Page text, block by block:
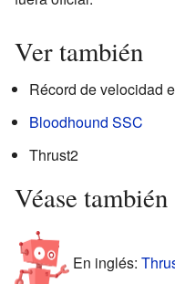
Ver también
Récord de velocidad
Bloodhound SSC
Thrust2
Véase también
En inglés: